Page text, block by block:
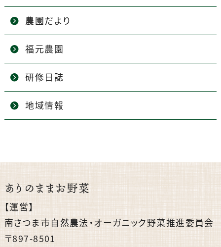
農園だより
福元農園
研修日誌
地域情報
ありのままお野菜
【運営】
南さつま市自然農法・オーガニック野菜推進委員会
〒897-8501